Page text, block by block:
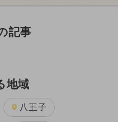
記事
地域
八王子